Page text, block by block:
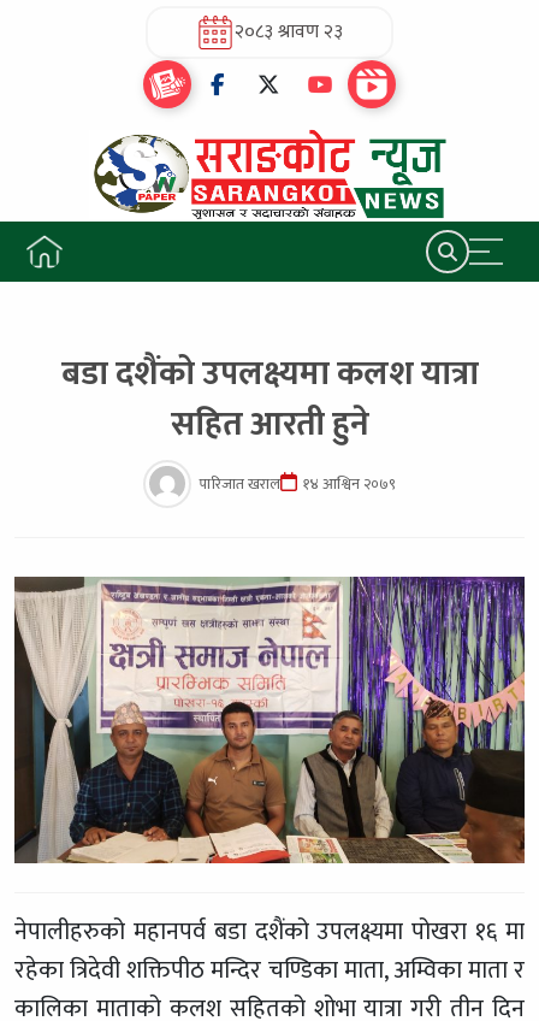
२०८३ श्रावण २३
बडा दशैंको उपलक्ष्यमा कलश यात्रा
सहित आरती हुने
पारिजात खराल १४ आश्विन २०७९
नेपालीहरुको महानपर्व बडा दशैंको उपलक्ष्यमा पोखरा १६ मा
रहेका त्रिदेवी शक्तिपीठ मन्दिर चण्डिका माता, अम्विका माता र
कालिका माताको कलश सहितको शोभा यात्रा गरी तीन दिन